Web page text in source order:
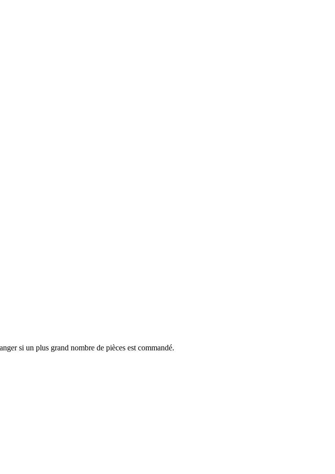
si un plus grand nombre de pièces est commandé.